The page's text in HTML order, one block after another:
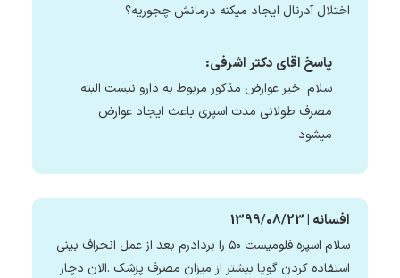
اختلال آدرنال ایجاد میکنه درمانش چجوریه؟
پاسخ اقای دکتر اشرفی:
سلام خیر عوارض مذکور مربوط به دارو نیست البته
مصرف طولانی مدت اسپری باعث ایجاد عوارض
میشود
افسانه | 1399/08/23
سلام اسپره فلومیست ۵۰ را بردادرم بعد از عمل انحراف بینی
استفاده کردن گویا بیشتر از میزان مصرف پزشک .الان دچار